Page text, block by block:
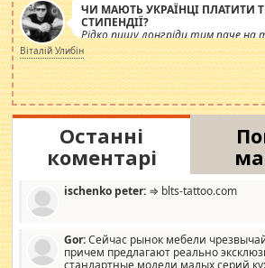
ЧИ МАЮТЬ УКРАЇНЦІ ПЛАТИТИ
СТИПЕНДІЇ?
Рідко пишу лонгріди тим паче на
просто дістало! Обурюють
навколо стипендіального
роздувається ще одна соціальна
Віталій Улибін
Останні
коментарі
ischenko peter: ⇒ blts-tattoo.com
Gor:Сейчас рынок мебели
причем предлагают реально
стандартные модели малых серий